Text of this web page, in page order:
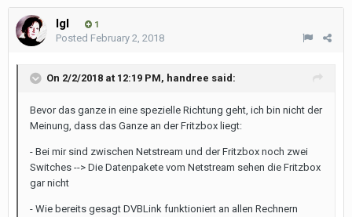
Igl 1
Posted February 2, 2018
On 2/2/2018 at 12:19 PM, handree said:
Bevor das ganze in eine spezielle Richtung geht, ich bin nicht der
Meinung, dass das Ganze an der Fritzbox liegt:
- Bei mir sind zwischen Netstream und der Fritzbox noch zwei
Switches --> Die Datenpakete vom Netstream sehen die Fritzbox
gar nicht
- Wie bereits gesagt DVBLink funktioniert an allen Rechnern